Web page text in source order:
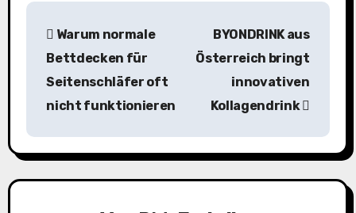
B
r
a
Warum normale
Bettdecken für
Seitenschläfer oft
nicht funktionieren
BYONDRINK aus
Österreich bringt
innovativen
Kollagendrink